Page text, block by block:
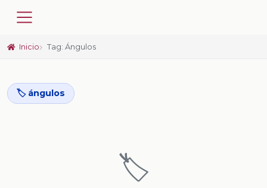
Inicio Tag: Ángulos
🏷️ ángulos
🏷️